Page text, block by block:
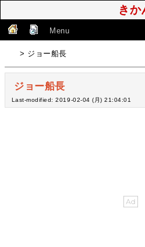
き
Menu
> ジョー船長
ジョー船長
Last-modified: 2019-02-04 (月) 21:04:01